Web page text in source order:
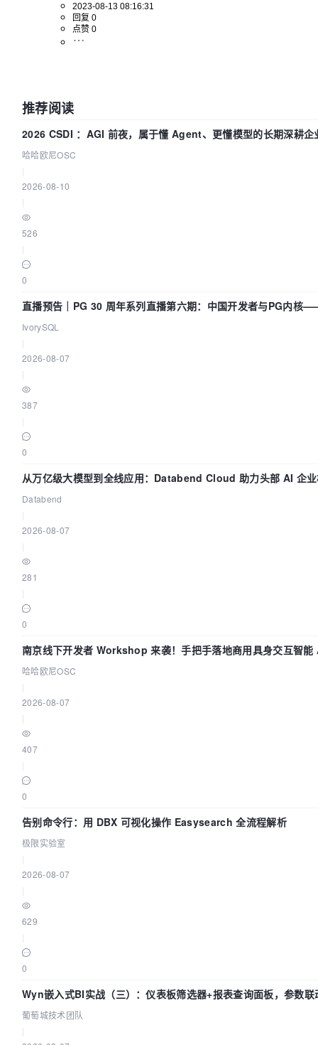
2023-08-13 08:16:31
回复 0
点赞 0
推荐阅读
2026 CSDI ：AGI 前夜，属于懂 Agent、更懂模型的长期深耕企
哈哈欧尼OSC
2026-08-10
526
0
直播预告｜PG 30 周年系列直播第六期：中国开发者与PG内核
动吗？我们贡献了什么？
IvorySQL
2026-08-07
387
0
从万亿级大模型到全线应用：Databend Cloud 助力头部 AI 企
Trace 数据管道
Databend
2026-08-07
281
0
南京线下开发者 Workshop 来袭！手把手落地商用具身交互智
用
哈哈欧尼OSC
2026-08-07
407
0
告别命令行：用 DBX 可视化操作 Easysearch 全流程解析
极限实验室
2026-08-07
629
0
Wyn嵌入式BI实战（三）：仪表板筛选器+报表查询面板，参数联
葡萄城技术团队